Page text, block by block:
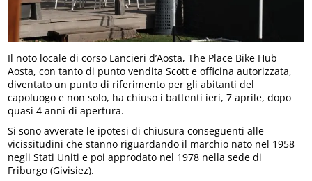
Il noto locale di corso Lancieri d’Aosta, The Place Bike Hub
Aosta, con tanto di punto vendita Scott e officina autorizzata,
diventato un punto di riferimento per gli abitanti del
capoluogo e non solo, ha chiuso i battenti ieri, 7 aprile, dopo
quasi 4 anni di apertura.
Si sono avverate le ipotesi di chiusura conseguenti alle
vicissitudini che stanno riguardando il marchio nato nel 1958
negli Stati Uniti e poi approdato nel 1978 nella sede di
Friburgo (Givisiez).